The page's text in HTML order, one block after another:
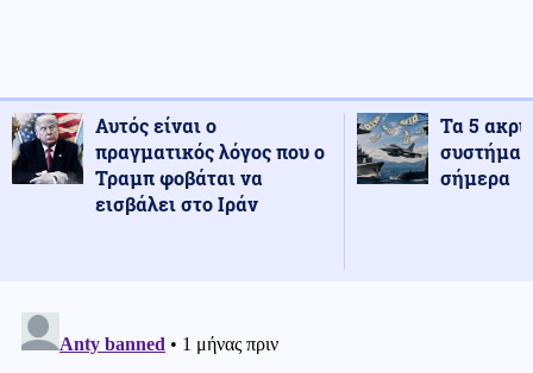
Αυτός είναι ο
πραγματικός λόγος που ο
Τραμπ φοβάται να
εισβάλει στο Ιράν
Τα 5
σήμερα